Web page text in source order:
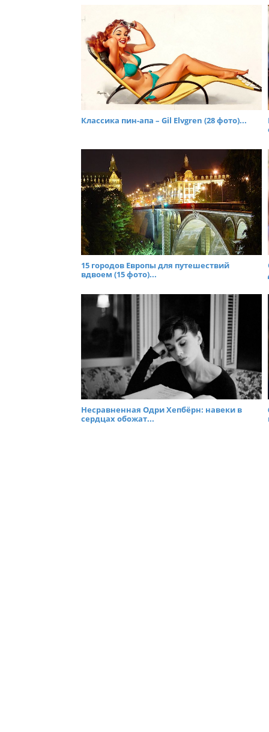
Классика пин-апа – Gil Elvgren (28 фото)...
15 городов Европы для путешествий
вдвоем (15 фото)...
Несравненная Одри Хепбёрн: навеки в
сердцах обожат...